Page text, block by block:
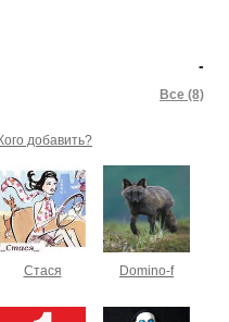
-
Все (8)
Кого добавить?
Стася Domino-f